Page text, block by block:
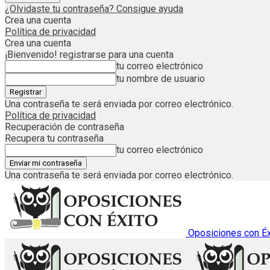
¿Olvidaste tu contraseña? Consigue ayuda
Crea una cuenta
Política de privacidad
Crea una cuenta
¡Bienvenido! registrarse para una cuenta
tu correo electrónico
tu nombre de usuario
Una contraseña te será enviada por correo electrónico.
Política de privacidad
Recuperación de contraseña
Recupera tu contraseña
tu correo electrónico
Una contraseña te será enviada por correo electrónico.
Oposiciones con